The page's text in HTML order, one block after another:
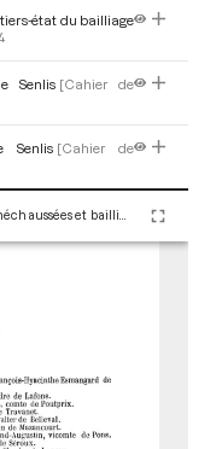
tiers-état du bailliage
Senlis [Cahier de
Senlis [Cahier de